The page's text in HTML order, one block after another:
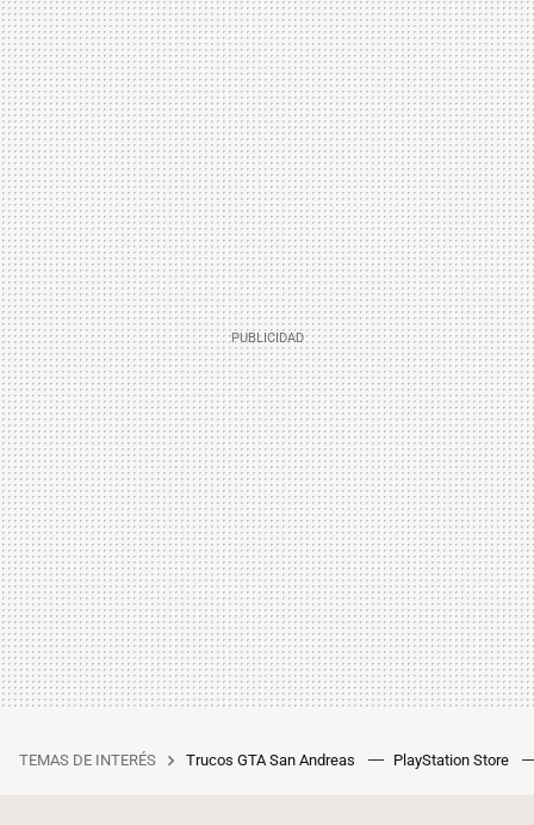
TEMAS DE INTERÉS Trucos GTA San Andreas PlayStation Store